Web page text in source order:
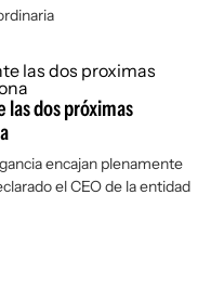
las dos próximas
encajan plenamente
el CEO de la entidad